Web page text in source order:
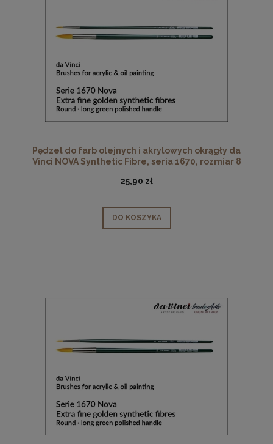
Pędzel do farb olejnych i akrylowych okrągły da
Vinci NOVA Synthetic Fibre, seria 1670, rozmiar 8
25,90 zł
DO KOSZYKA